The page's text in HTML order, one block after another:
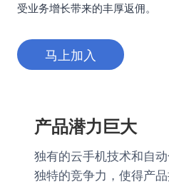
受业务增长带来的丰厚返佣。
马上加入
产品潜力巨大
独有的云手机技术和自
独特的竞争力，使得产